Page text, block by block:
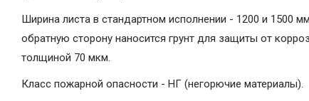
Ширина листа в стандартном исполнении - 1200 и 1500
обратную сторону наносится грунт для защиты от
толщиной 70 мкм.
Класс пожарной опасности - НГ (негорючие материалы).